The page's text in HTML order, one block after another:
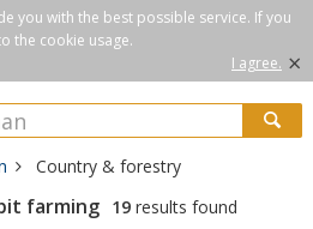
you with the best possible service. If you
the cookie usage.
I agree. ×
Country & forestry
farming 19 results found